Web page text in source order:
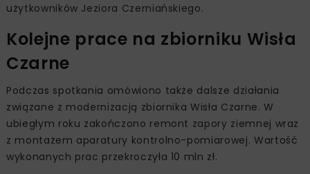
użytkowników Jeziora Czerniańskiego.
Kolejne prace na zbiorniku Wisła
Czarne
Podczas spotkania omówiono także dalsze działania
związane z modernizacją zbiornika Wisła Czarne. W
ubiegłym roku zakończono remont zapory ziemnej wraz
z montażem aparatury kontrolno-pomiarowej. Wartość
wykonanych prac przekroczyła 10 mln zł.